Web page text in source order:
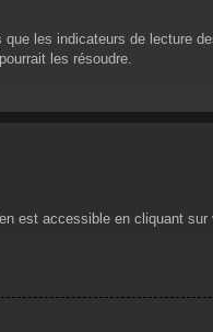
les indicateurs de lecture
les résoudre.
est accessible en cliquant sur